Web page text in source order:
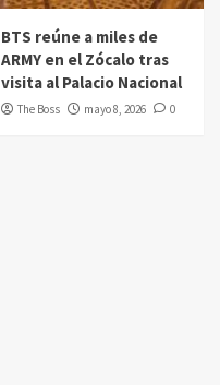
BTS reúne a miles de
ARMY en el Zócalo tras
visita al Palacio Nacional
The Boss mayo 8, 2026 0